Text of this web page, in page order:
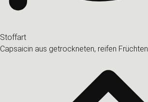
Stoffart
Capsaicin aus getrockneten, reifen Früchten